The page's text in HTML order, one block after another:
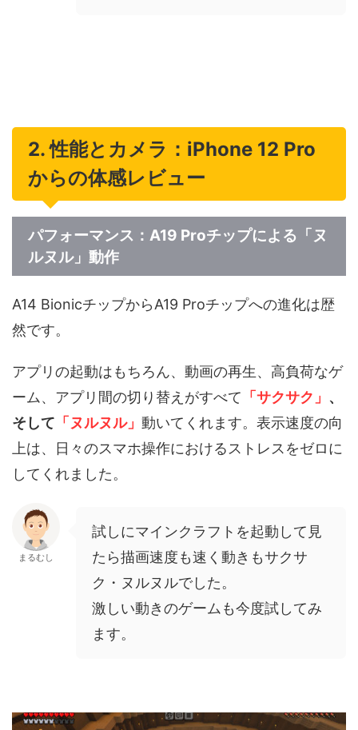
2. 性能とカメラ：iPhone 12 Pro
からの体感レビュー
パフォーマンス：A19 Proチップによる「ヌ
ルヌル」動作
A14 BionicチップからA19 Proチップへの進化は歴
然です。
アプリの起動はもちろん、動画の再生、高負荷なゲ
ーム、アプリ間の切り替えがすべて 「サクサク」 、
そして 「ヌルヌル」 動いてくれます。表示速度の向
上は、日々のスマホ操作におけるストレスをゼロに
してくれました。
まるむし
試しにマインクラフトを起動して見
たら描画速度も速く動きもサクサ
ク・ヌルヌルでした。
激しい動きのゲームも今度試してみ
ます。